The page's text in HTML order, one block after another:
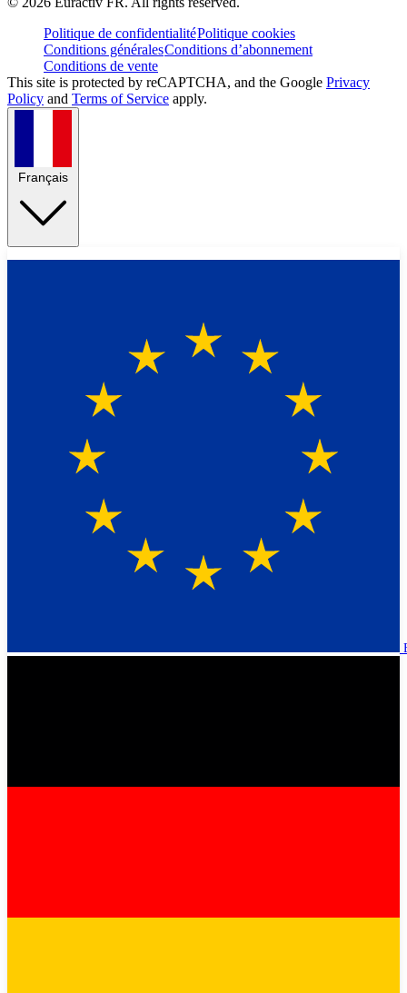
Politique de confidentialitéPolitique cookies
Conditions généralesConditions d’abonnement
Conditions de vente
This site is protected by reCAPTCHA, and the Google Privacy
Policy and Terms of Service apply.
Français